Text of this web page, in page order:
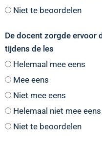
Niet te beoordelen
De docent zorgde ervoor
tijdens de les
Helemaal mee eens
Mee eens
Niet mee eens
Helemaal niet mee eens
Niet te beoordelen